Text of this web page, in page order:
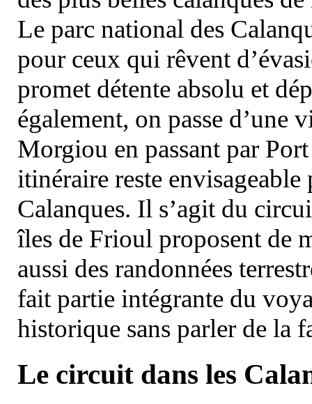
Le parc national des
pour ceux qui rêvent
promet détente absolu et
également, on passe d’une
Morgiou en passant par
itinéraire reste
Calanques. Il s’agit du
îles de Frioul proposent de
aussi des randonnées
fait partie intégrante du
historique sans parler de la
Le circuit dans les